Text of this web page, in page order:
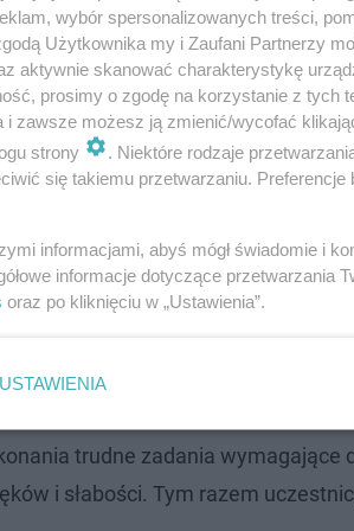
do Polsatu już 4 marca.
Dokładna data emisji show nie
trudne zadania wymagające
i słabości. Tym razem
wybór spersonalizowanych treści,
Użytkownika my i Zaufani Partnerzy
aktywnie skanować charakterystykę
prosimy o zgodę na korzystanie z tych
i zawsze możesz ją zmienić/wycofać
strony
. Niektóre rodzaje
się takiemu przetwarzaniu. Preferencje
informacjami, abyś mógł świadomie i
informacje dotyczące przetwarzania
oraz po kliknięciu w „Ustawienia”.
USTAWIENIA